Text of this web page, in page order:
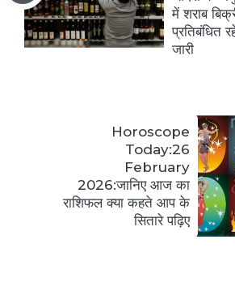
में शराब
प्रतिबंधित
जारी
Horoscope
Today:26
February
2026:जानिए आज का
राशिफल क्या कहते आप के
सितारे पढ़िए